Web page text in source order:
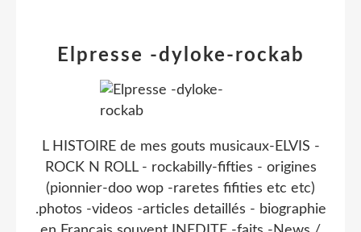
Elpresse -dyloke-rockab
L HISTOIRE de mes gouts musicaux-ELVIS -
ROCK N ROLL - rockabilly-fifties - origines
(pionnier-doo wop -raretes fifities etc etc)
.photos -videos -articles detaillés - biographie